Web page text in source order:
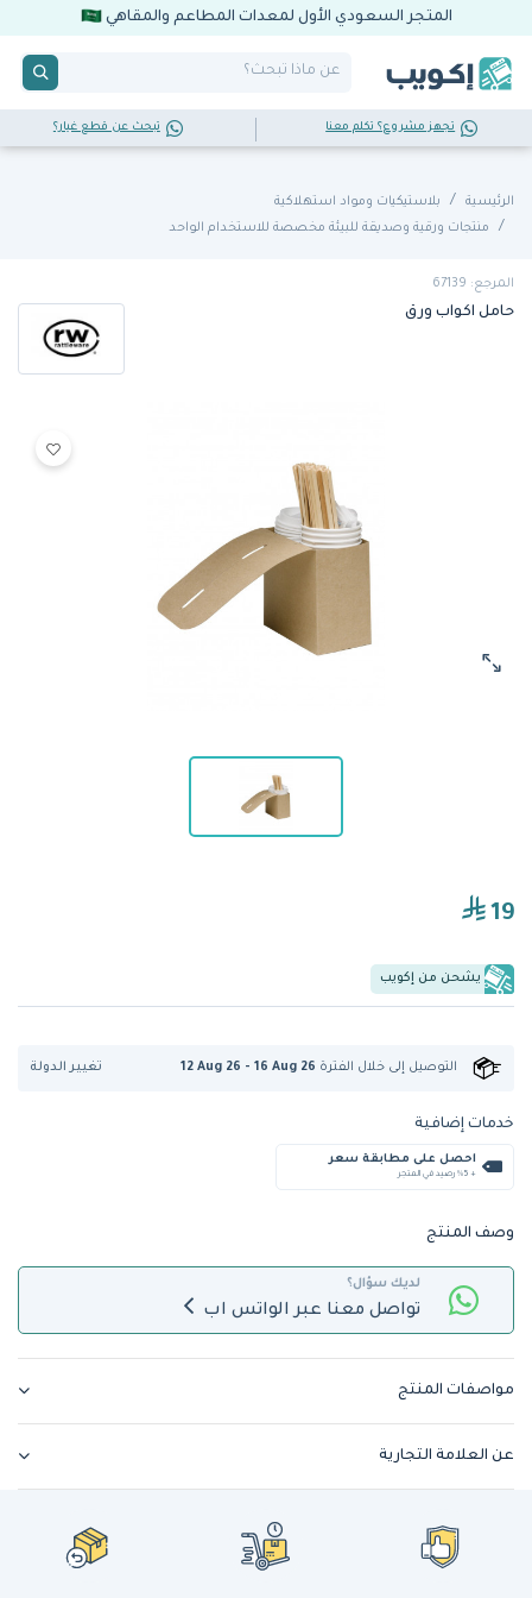
المتجر السعودي الأول لمعدات المطاعم والمقاهي
تجهز مشروع؟ تكلم معنا تبحث عن قطع غيار؟
الرئيسية
بلاستيكيات ومواد استهلاكية
منتجات ورقية وصديقة للبيئة مخصصة للاستخدام الواحد
المرجع: 67139
حامل اكواب ورق
19
يشحن من إكويب
التوصيل إلى خلال الفترة 12 Aug 26 - 16 Aug 26 تغيير الدولة
خدمات إضافية
احصل على مطابقة سعر
+ %5 رصيد في المتجر
وصف المنتج
لديك سؤال؟
تواصل معنا عبر الواتس اب
مواصفات المنتج
عن العلامة التجارية